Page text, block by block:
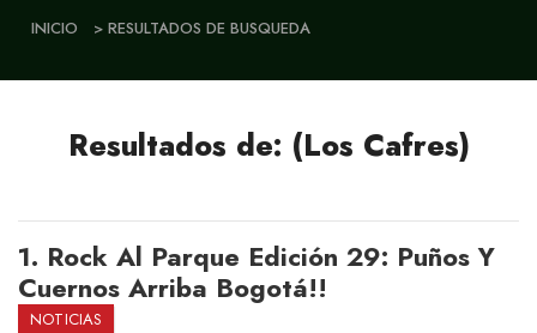
INICIO > RESULTADOS DE BUSQUEDA
Resultados de: (Los Cafres)
1. Rock Al Parque Edición 29: Puños Y
Cuernos Arriba Bogotá!!
NOTICIAS